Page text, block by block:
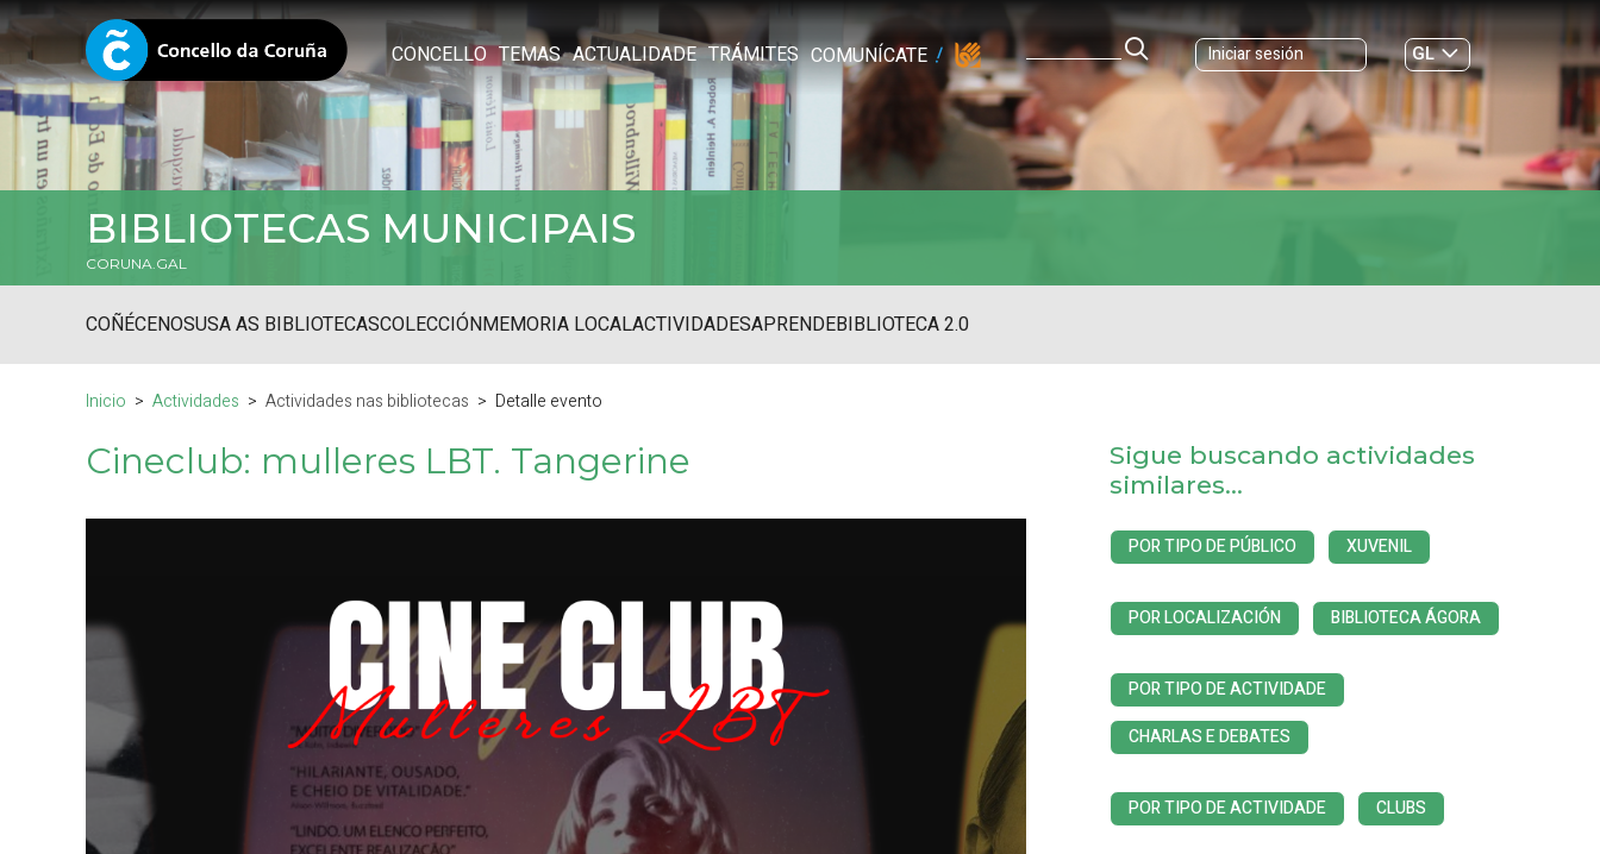
CONCELLO TEMAS ACTUALIDADE TRÁMITES COMUNÍCATE Iniciar sesión
GL
ES|
BIBLIOTECAS MUNICIPAIS
CORUNA.GAL
COÑÉCENOSUSA AS BIBLIOTECASCOLECCIÓNMEMORIA LOCALACTIVIDADESAPRENDEBIBLIOTECA 2.0
Inicio Actividades Actividades nas bibliotecas Detalle evento
Cineclub: mulleres LBT. Tangerine
Sigue buscando actividades
similares...
POR TIPO DE PÚBLICO XUVENIL
POR LOCALIZACIÓN BIBLIOTECA ÁGORA
POR TIPO DE ACTIVIDADE
CHARLAS E DEBATES
POR TIPO DE ACTIVIDADE CLUBS